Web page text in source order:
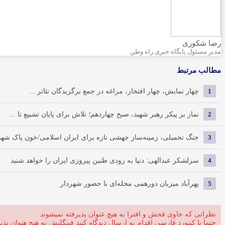
رضا شکوری
مدیر مسئول پایگاه خبری راه وطن
مطالب مرتبط
1 چهار نمایش، چهار افتخار، مراغه در جمع برگزیدگان تئاتر ...
2 نماز بر پیکر رهبر شهید، صبح چهاردهم؛ تلاش برای پایان تشییع تا ...
3 جنگ تحمیلی، زمینه‌ساز جهشی تازه برای ایران اسلامی/خون پاک
4 سرلشکر عبدالهی: دنیا به زودی طنین پیروزی ایران را خواهد شنید
5 پهرآباد میزبان دورهمی محله‌ای با حضور شهردار
نظراتی که حاوی فحش و افترا به هیچ عنوان پذیرفته نمیشوند
حتما با کیبورد فارسی اقدام به ارسال دیدگاه کنید فینگلیش به هیچ هنوان